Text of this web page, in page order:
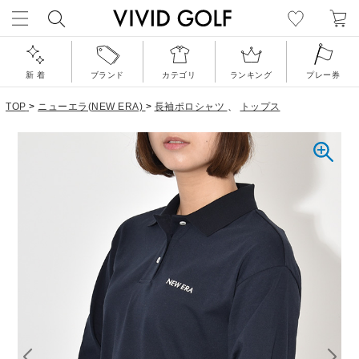
新 着 ブランド カテゴリ ランキング プレー券
TOP > ニューエラ(NEW ERA) > 長袖ポロシャツ 、 トップス